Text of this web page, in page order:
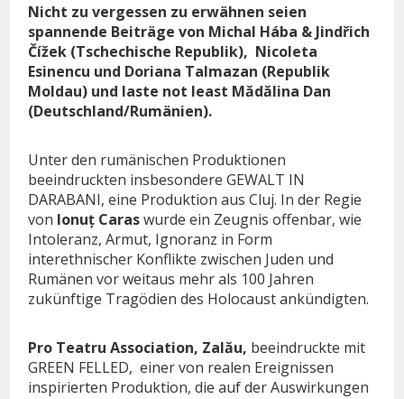
Nicht zu vergessen zu erwähnen seien
spannende Beiträge von Michal Hába & Jindřich
Čížek (Tschechische Republik), Nicoleta
Esinencu und Doriana Talmazan (Republik
Moldau) und laste not least Mădălina Dan
(Deutschland/Rumänien).
Unter den rumänischen Produktionen
beeindruckten insbesondere GEWALT IN
DARABANI, eine Produktion aus Cluj. In der Regie
von Ionuț Caraswurde ein Zeugnis offenbar, wie
Intoleranz, Armut, Ignoranz in Form
interethnischer Konflikte zwischen Juden und
Rumänen vor weitaus mehr als 100 Jahren
zukünftige Tragödien des Holocaust ankündigten.
Pro Teatru Association, Zalău, beeindruckte mit
GREEN FELLED, einer von realen Ereignissen
inspirierten Produktion, die auf der Auswirkungen